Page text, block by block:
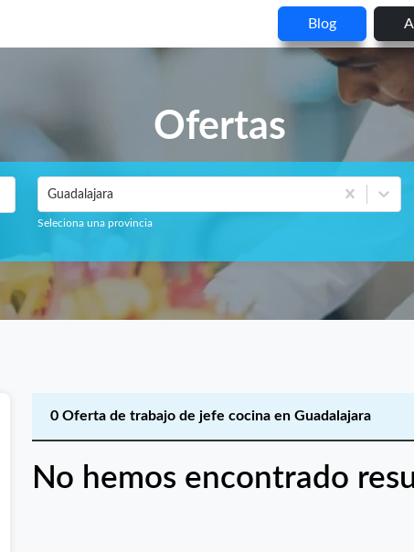
Blog
Ofertas
Guadalajara
Seleciona una provincia
0 Oferta de trabajo de jefe cocina en Guadalajara
No hemos encontrado